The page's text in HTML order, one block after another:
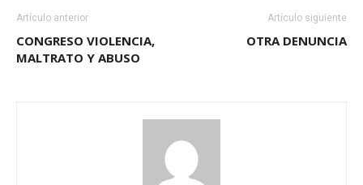
Artículo anterior
CONGRESO VIOLENCIA,
MALTRATO Y ABUSO
Artículo siguiente
OTRA DENUNCIA